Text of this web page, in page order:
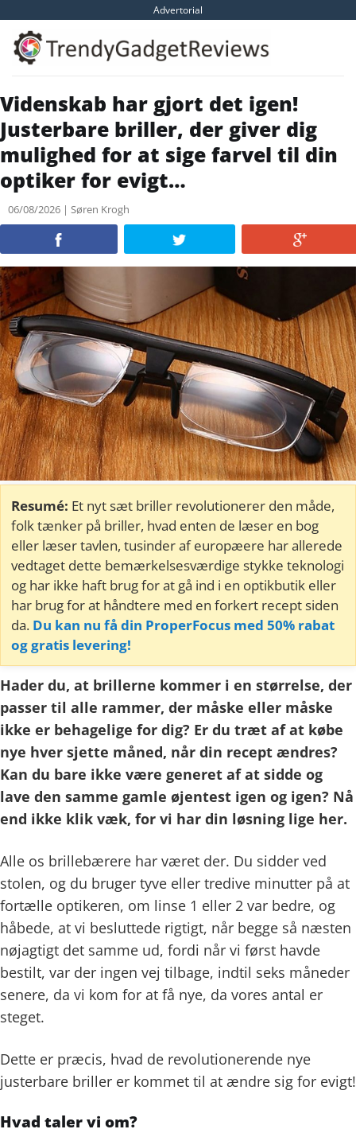
content
Advertorial
Videnskab har gjort det igen!
Justerbare briller, der giver dig
mulighed for at sige farvel til din
optiker for evigt…
06/08/2026 | Søren Krogh
Resumé: Et nyt sæt briller revolutionerer den måde,
folk tænker på briller, hvad enten de læser en bog
eller læser tavlen, tusinder af europæere har allerede
vedtaget dette bemærkelsesværdige stykke teknologi
og har ikke haft brug for at gå ind i en optikbutik eller
har brug for at håndtere med en forkert recept siden
da. Du kan nu få din ProperFocus med 50% rabat
og gratis levering!
Hader du, at brillerne kommer i en størrelse, der
passer til alle rammer, der måske eller måske
ikke er behagelige for dig? Er du træt af at købe
nye hver sjette måned, når din recept ændres?
Kan du bare ikke være generet af at sidde og
lave den samme gamle øjentest igen og igen? Nå
end ikke klik væk, for vi har din løsning lige her.
Alle os brillebærere har været der. Du sidder ved
stolen, og du bruger tyve eller tredive minutter på at
fortælle optikeren, om linse 1 eller 2 var bedre, og
håbede, at vi besluttede rigtigt, når begge så næsten
nøjagtigt det samme ud, fordi når vi først havde
bestilt, var der ingen vej tilbage, indtil seks måneder
senere, da vi kom for at få nye, da vores antal er
steget.
Dette er præcis, hvad de revolutionerende nye
justerbare briller er kommet til at ændre sig for evigt!
Hvad taler vi om?